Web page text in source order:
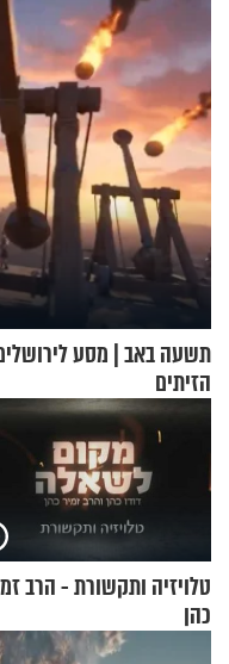
תשעה באב | מסע
הזיתים
טלויזיה ותקשורת - הרב
כהן